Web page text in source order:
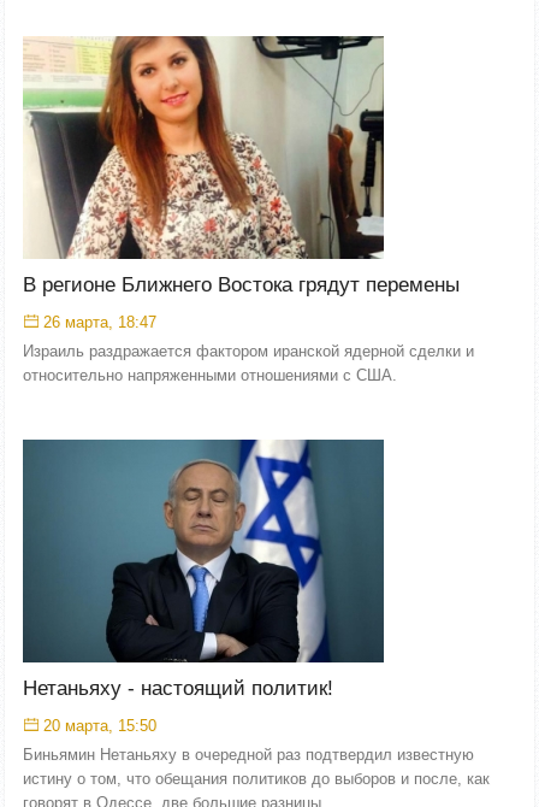
В регионе Ближнего Востока грядут перемены
26 марта, 18:47
Израиль раздражается фактором иранской ядерной сделки и
относительно напряженными отношениями с США.
Нетаньяху - настоящий политик!
20 марта, 15:50
Биньямин Нетаньяху в очередной раз подтвердил известную
истину о том, что обещания политиков до выборов и после, как
говорят в Одессе, две большие разницы.